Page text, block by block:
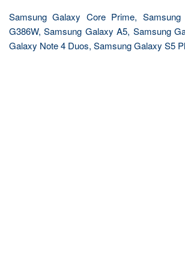
Samsung Galaxy Core Prime,
G386W, Samsung Galaxy A5, Samsung
Galaxy Note 4 Duos, Samsung Galaxy S5